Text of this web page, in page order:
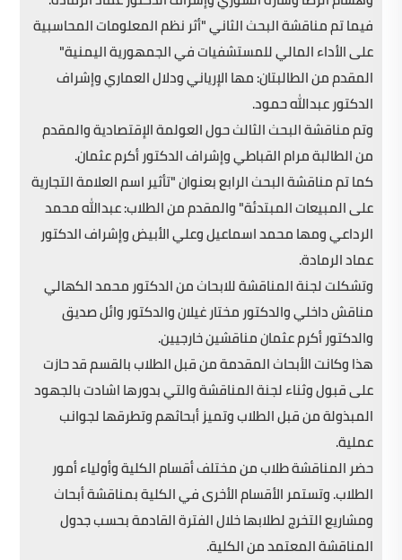
فيما تم مناقشة البحث الثاني "أثر نظم المعلومات المحاسبية
على الأداء المالي للمستشفيات في الجمهورية اليمنية"
المقدم من الطالبتان: مها الإرياني ودلال العماري وإشراف
الدكتور عبدالله حمود.
وتم مناقشة البحث الثالث حول العولمة الإقتصادية والمقدم
من الطالبة مرام القباطي وإشراف الدكتور أكرم عثمان.
كما تم مناقشة البحث الرابع بعنوان "تأثير اسم العلامة التجارية
على المبيعات المبتدئة" والمقدم من الطلاب: عبدالله محمد
الرداعي ومها محمد اسماعيل وعلي الأبيض وإشراف الدكتور
عماد الرمادة.
وتشكلت لجنة المناقشة للابحاث من الدكتور محمد الكهالي
مناقش داخلي والدكتور مختار غيلان والدكتور وائل صديق
والدكتور أكرم عثمان مناقشين خارجيين.
هذا وكانت الأبحاث المقدمة من قبل الطلاب بالقسم قد حازت
على قبول وثناء لجنة المناقشة والتي بدورها اشادت بالجهود
المبذولة من قبل الطلاب وتميز أبحاثهم وتطرقها لجوانب
عملية.
حضر المناقشة طلاب من مختلف أقسام الكلية وأولياء أمور
الطلاب. وتستمر الأقسام الأخرى في الكلية بمناقشة أبحاث
ومشاريع التخرج لطلابها خلال الفترة القادمة بحسب جدول
المناقشة المعتمد من الكلية.